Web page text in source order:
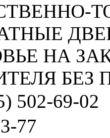
НА
БЕЗ
502-69-02
77